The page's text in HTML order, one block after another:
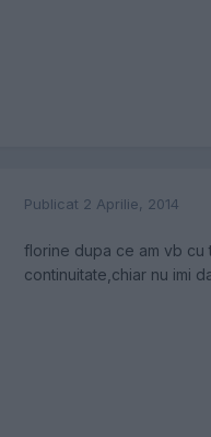
Publicat 2 Aprilie, 2014
florine dupa ce am vb cu
continuitate,chiar nu imi